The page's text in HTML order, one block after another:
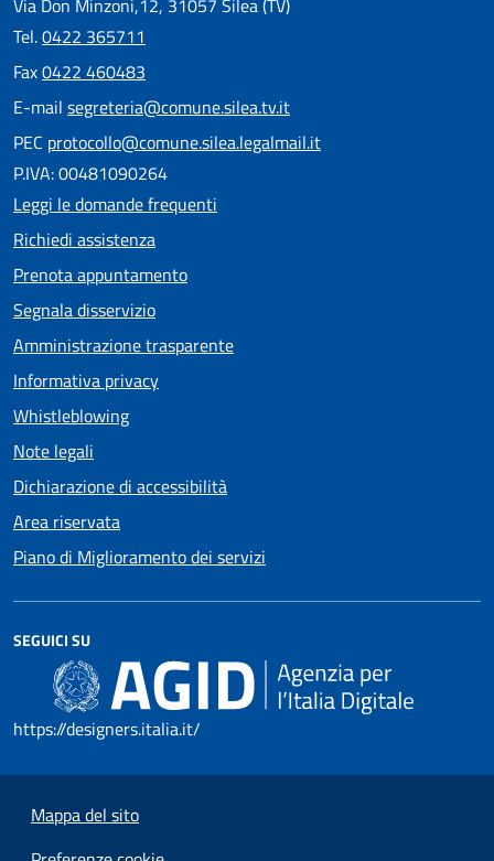
Via Don Minzoni,12, 31057 Silea (TV)
Tel.0422 365711
Fax0422 460483
E-mail segreteria@comune.silea.tv.it
PEC protocollo@comune.silea.legalmail.it
P.IVA: 00481090264
Leggi le domande frequenti
Richiedi assistenza
Prenota appuntamento
Segnala disservizio
Amministrazione trasparente
Informativa privacy
Whistleblowing
Note legali
Dichiarazione di accessibilità
Area riservata
Piano di Miglioramento dei servizi
SEGUICI SU
https://designers.italia.it/
Mappa del sito